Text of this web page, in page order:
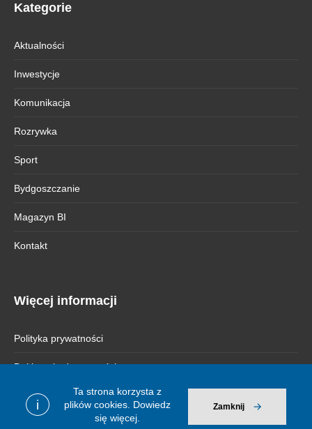
i
Ta strona korzysta z
plików cookies. Dowiedz
się więcej.
Zamknij
Kategorie
Aktualności
Inwestycje
Komunikacja
Rozrywka
Sport
Bydgoszczanie
Magazyn BI
Kontakt
Więcej informacji
Polityka prywatności
Deklaracja dostępności